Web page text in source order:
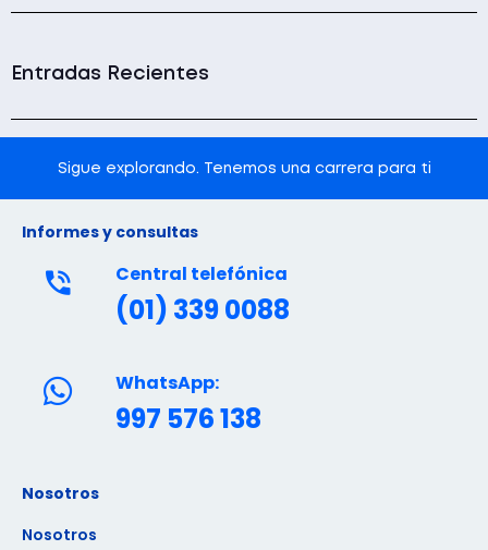
Entradas Recientes
Sigue explorando. Tenemos una carrera para ti
Informes y consultas
Central telefónica
(01) 339 0088
WhatsApp:
997 576 138
Nosotros
Nosotros